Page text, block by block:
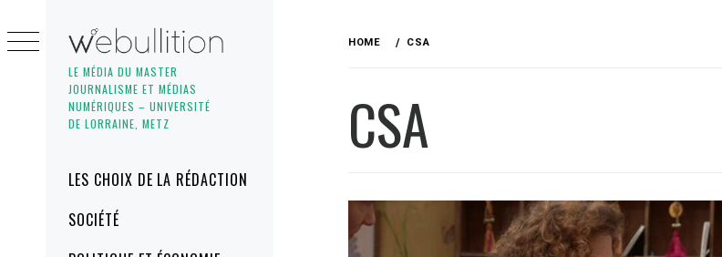
LE MÉDIA DU MASTER
JOURNALISME ET MÉDIAS
NUMÉRIQUES – UNIVERSITÉ
DE LORRAINE, METZ
MenuLES CHOIX DE LA RÉDACTION
SOCIÉTÉ
to
content
HOME CSA
CSA